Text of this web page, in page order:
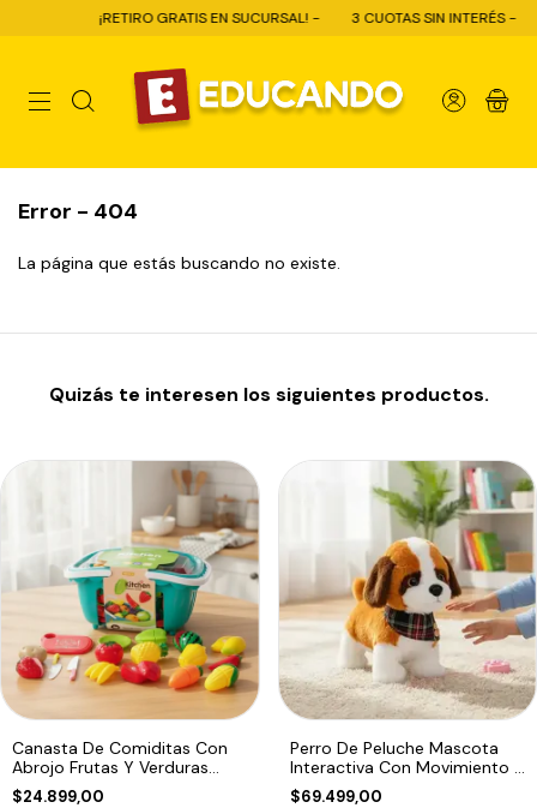
¡RETIRO GRATIS EN SUCURSAL! - 3 CUOTAS SIN INTERÉS -
0
Error - 404
La página que estás buscando no existe.
Quizás te interesen los siguientes productos.
Canasta De Comiditas Con
Abrojo Frutas Y Verduras
Kitchen
$24.899,00
Perro De Peluche Mascota
Interactiva Con Movimiento Y
Sonido
$69.499,00